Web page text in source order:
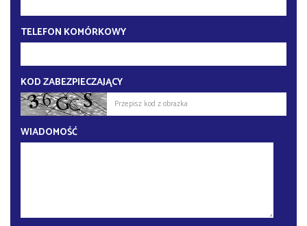
TELEFON KOMÓRKOWY
KOD ZABEZPIECZAJĄCY
WIADOMOŚĆ